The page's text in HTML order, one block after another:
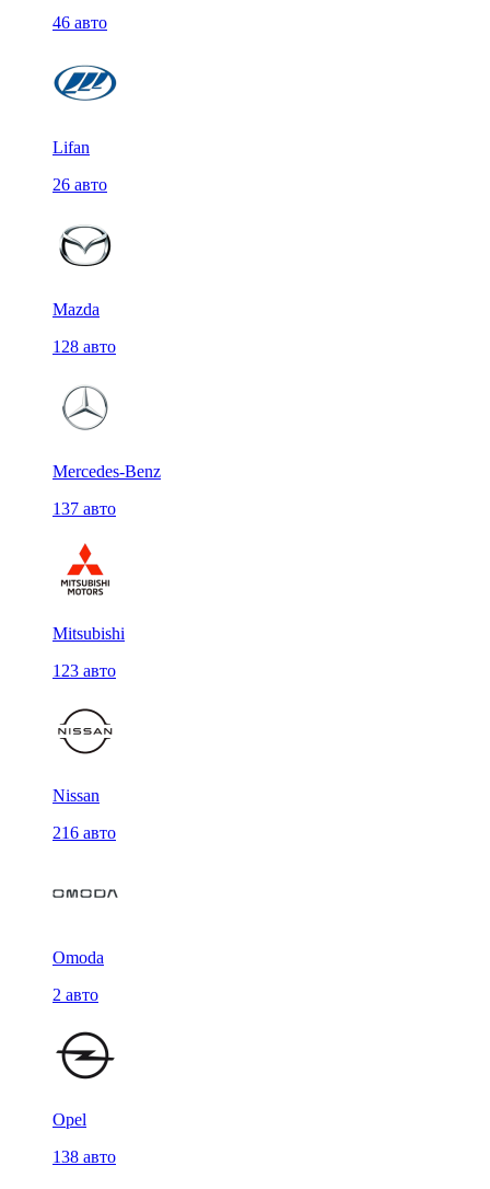
46 авто
Lifan
26 авто
Mazda
128 авто
Mercedes-Benz
137 авто
Mitsubishi
123 авто
Nissan
216 авто
Omoda
2 авто
Opel
138 авто